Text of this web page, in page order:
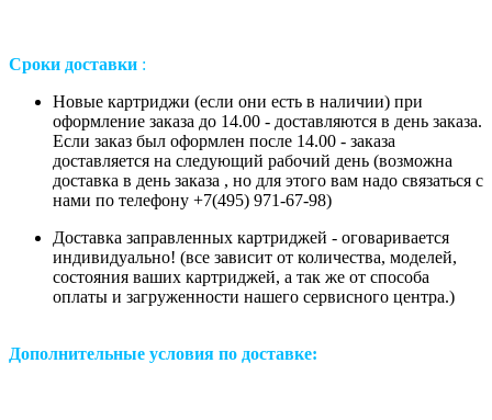
Сроки доставки :
Новые картриджи (если они есть в наличии) при
оформление заказа до 14.00 - доставляются в день заказа.
Если заказ был оформлен после 14.00 - заказа
доставляется на следующий рабочий день (возможна
доставка в день заказа , но для этого вам надо связаться с
нами по телефону +7(495) 971-67-98)
Доставка заправленных картриджей - оговаривается
индивидуально! (все зависит от количества, моделей,
состояния ваших картриджей, а так же от способа
оплаты и загруженности нашего сервисного центра.)
Дополнительные условия по доставке: